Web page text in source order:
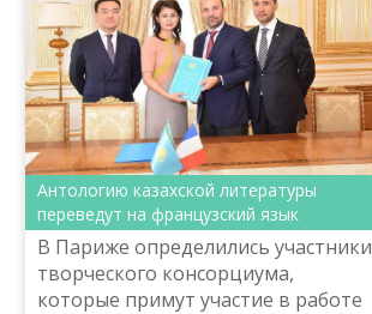
Антологию казахской литературы
переведут на французский язык
В Париже определились участники
творческого консорциума,
которые примут участие в работе